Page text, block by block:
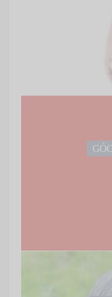
Đề bài: “Em